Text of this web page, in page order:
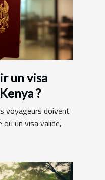
un visa
?
voyageurs doivent
un visa valide,